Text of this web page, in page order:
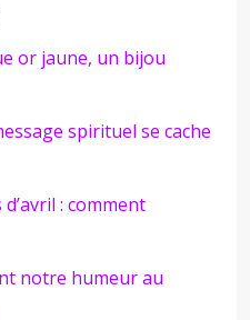
or jaune, un bijou
spirituel se cache
: comment
notre humeur au